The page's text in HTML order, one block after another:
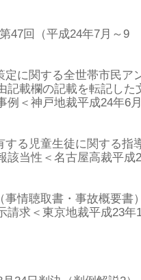
47回（平成24年7月～9
定に関する全世帯市民ア
記載欄の記載を転記した
例＜神戸地裁平成24年6
する児童生徒に関する指
該当性＜名古屋高裁平成
事情聴取書・事故概要書
請求＜東京地裁平成23年